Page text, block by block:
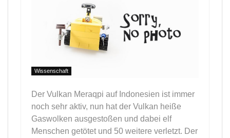
Wissenschaft
Der Vulkan Meraqpi auf Indonesien ist immer
noch sehr aktiv, nun hat der Vulkan heiße
Gaswolken ausgestoßen und dabei elf
Menschen getötet und 50 weitere verletzt. Der